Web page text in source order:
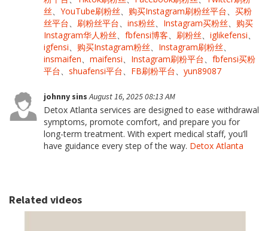
丝、 YouTube刷粉丝、 购买Instagram刷粉丝平台、 买粉
丝平台、 刷粉丝平台、 ins粉丝、 Instagram买粉丝、 购买
Instagram华人粉丝、 fbfensi博客、 刷粉丝、 iglikefensi、
igfensi、 购买Instagram粉丝、 Instagram刷粉丝、
insmaifen、 maifensi、 Instagram刷粉平台、 fbfensi买粉
平台、 shuafensi平台、 FB刷粉平台、 yun89087
johnny sinsAugust 16, 2025 08:13 AM
Detox Atlanta services are designed to ease withdrawal
symptoms, promote comfort, and prepare you for
long-term treatment. With expert medical staff, you’ll
have guidance every step of the way. Detox Atlanta
Related videos